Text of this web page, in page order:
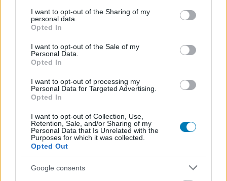
not limited to your visit or usage behaviour. You may click to
grant or deny consent to Google and its third-party tags to
use your data for below specified purposes in below Google
consent section.
I want to opt-out of the Sharing of my
personal data.
Opted In
I want to opt-out of the Sale of my
Personal Data.
Opted In
I want to opt-out of processing my
Personal Data for Targeted Advertising.
Opted In
I want to opt-out of Collection, Use,
Retention, Sale, and/or Sharing of my
Personal Data that Is Unrelated with the
Purposes for which it was collected.
Opted Out
Google consents
A Lothal kormányzója, Ahrinda Pryce egy régi
Thrawn egy chiss fajba tartozó, gyakorlatilag az egyik
legmagasabb katonai beosztásban szolgáló tiszt, aki
érzékkel rendelkezett. Az Ismeretlen Területeken
található Chiss Birodalomból érkezett. Valódi célja
Palpatine Birodalmának szolgálatával az volt, hogy egy
lehetséges szövetségest találjon saját népe számára
egy grysknek nevezett fajjal szemben, ami hódítással
fenyegette őket, később pedig feltehetően az egész
galaxist is. Ugyanakkor akármilyen erős katonai